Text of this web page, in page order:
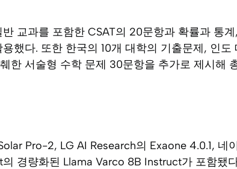
교과를 포함한 CSAT의 20문항과 확률과 통
했다. 또한 한국의 10개 대학의 기출문제, 인도
한 서술형 수학 문제 30문항을 추가로 제시해
Pro-2, LG AI Research의 Exaone 4.0.1, 네
경량화된 Llama Varco 8B Instruct가 포함됐